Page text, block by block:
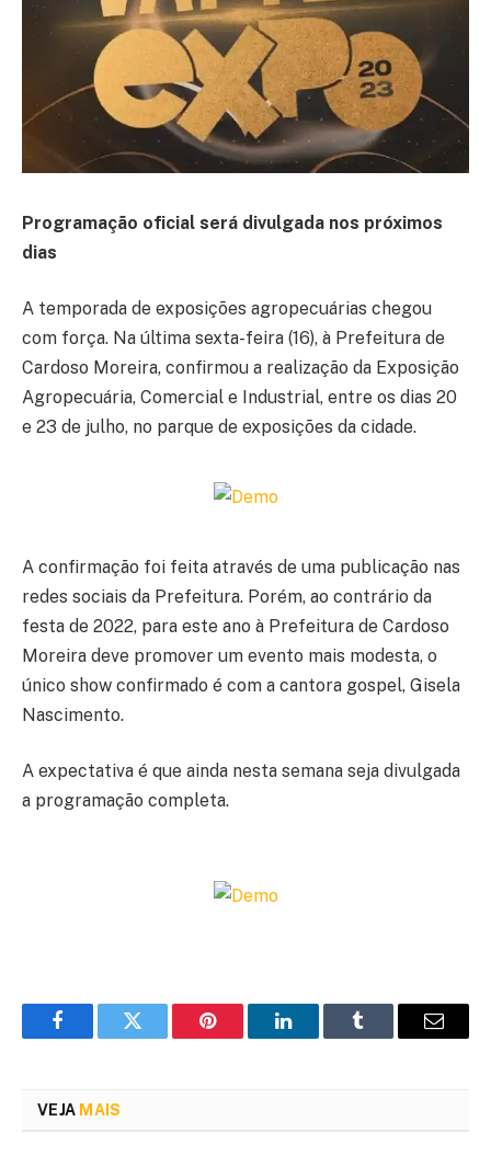
Programação oficial será divulgada nos próximos
dias
A temporada de exposições agropecuárias chegou
com força. Na última sexta-feira (16), à Prefeitura de
Cardoso Moreira, confirmou a realização da Exposição
Agropecuária, Comercial e Industrial, entre os dias 20
e 23 de julho, no parque de exposições da cidade.
A confirmação foi feita através de uma publicação nas
redes sociais da Prefeitura. Porém, ao contrário da
festa de 2022, para este ano à Prefeitura de Cardoso
Moreira deve promover um evento mais modesta, o
único show confirmado é com a cantora gospel, Gisela
Nascimento.
A expectativa é que ainda nesta semana seja divulgada
a programação completa.
FacebookTwitter Pinterest LinkedInTumblr Email
VEJA MAIS